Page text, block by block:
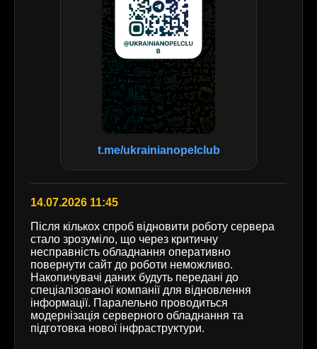
t.me/ukrainianopelclub
14.07.2026 11:45
Після кількох спроб відновити роботу сервера
стало зрозуміло, що через критичну
несправність обладнання оперативно
повернути сайт до роботи неможливо.
Накопичувачі даних будуть передані до
спеціалізованої компанії для відновлення
інформації. Паралельно проводиться
модернізація серверного обладнання та
підготовка нової інфраструктури.